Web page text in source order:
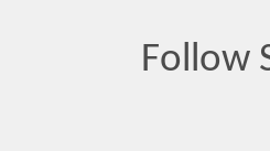
Follow